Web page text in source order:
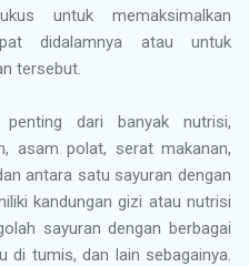
untuk memaksimalkan
didalamnya atau untuk
tersebut.
dari banyak nutrisi,
asam polat, serat makanan,
antara satu sayuran dengan
kandungan gizi atau nutrisi
sayuran dengan berbagai
tumis, dan lain sebagainya.